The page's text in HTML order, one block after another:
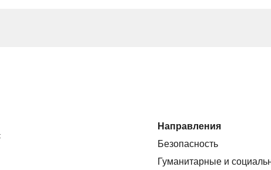
Направления
Безопасность
Гуманитарные и